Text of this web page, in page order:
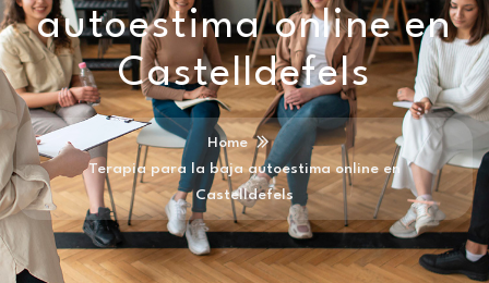
autoestima online en
Castelldefels
Home
Terapia para la baja autoestima online en
Castelldefels